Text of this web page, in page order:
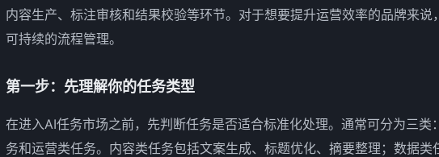
内容生产、标注审核和结果校验等环节。对于想要提升运营效率的品牌来说
可持续的流程管理。
第一步：先理解你的任务类型
在进入AI任务市场之前，先判断任务是否适合标准化处理。通常可分为三类
务和运营类任务。内容类任务包括文案生成、标题优化、摘要整理；数据类